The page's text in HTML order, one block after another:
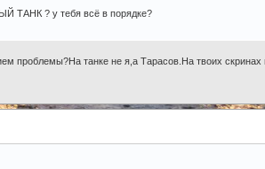
ТАНК ? у тебя всё в порядке?
проблемы?На танке не я,а Тарасов.На твоих